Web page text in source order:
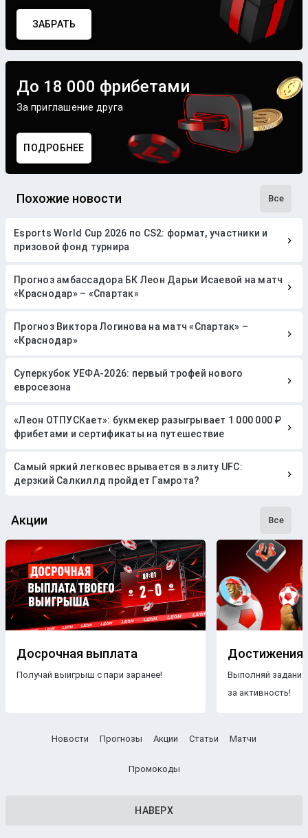
ЗАБРАТЬ
До 18 000 фрибетами
За приглашение друга
ПОДРОБНЕЕ
Похожие новости Все
Esports World Cup 2026 по CS2: формат, участники и
призовой фонд турнира
Прогноз амбассадора БК Леон Дарьи Исаевой на матч
«Краснодар» – «Спартак»
Прогноз Виктора Логинова на матч «Спартак» –
«Краснодар»
Суперкубок УЕФА-2026: первый трофей нового
евросезона
«Леон ОТПУСКает»: букмекер разыгрывает 1 000 000 ₽
фрибетами и сертификаты на путешествие
Самый яркий легковес врывается в элиту UFC:
дерзкий Салкиллд пройдет Гамрота?
Акции Все
Досрочная выплата
Получай выигрыш с пари заранее!
Достижения
Выполняй
за активность!
Новости Прогнозы Акции Статьи Матчи
Промокоды
НАВЕРХ